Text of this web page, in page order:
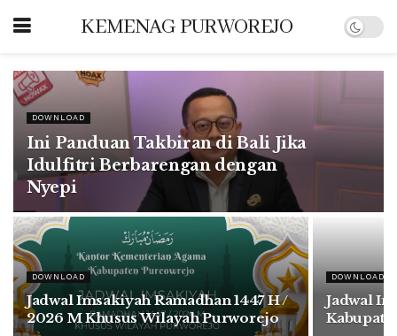
KEMENAG PURWOREJO
DOWNLOAD
Ini Panduan Takbiran di Bali Jika
Idulfitri Berbarengan dengan
Nyepi
DOWNLOAD
Jadwal Imsakiyah Ramadhan 1447 H /
2026 M Khusus Wilayah Purworejo
DOWNLOAD
Jadwal